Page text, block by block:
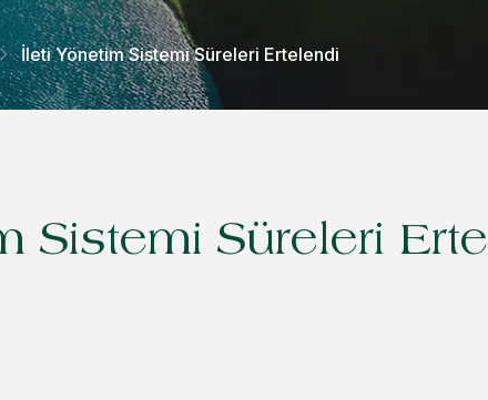
İleti Yönetim Sistemi Süreleri Ertelendi
Sistemi Süreleri